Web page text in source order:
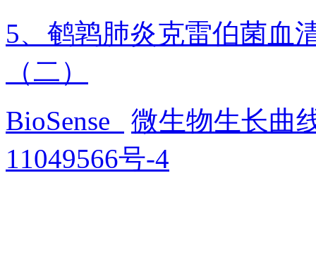
5、鹌鹑肺炎克雷伯菌血
（二）
BioSense
微生物生长曲
11049566号-4